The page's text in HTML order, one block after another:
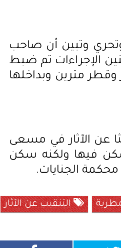
وتبين أن صاحب
الإجراءات تم ضبط
المنزل عثر على حفرة بعمق 4 أمتار وقطر مترين وبداخلها
عن الآثار في مسعى
فيها ولكنه سكن
محكمة الجنايات.
التنقيب عن الآثار